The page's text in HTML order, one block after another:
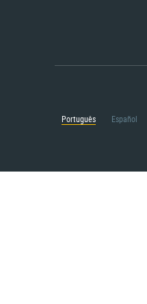
Português Español